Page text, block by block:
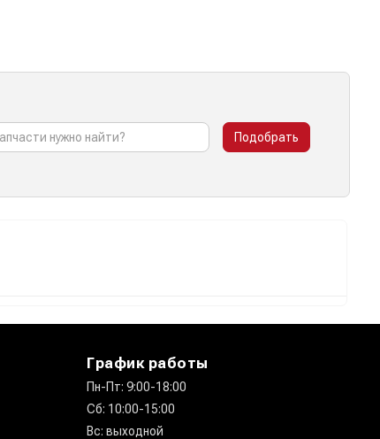
Подобрать
График работы
Пн-Пт: 9:00-18:00
Сб: 10:00-15:00
Вс: выходной